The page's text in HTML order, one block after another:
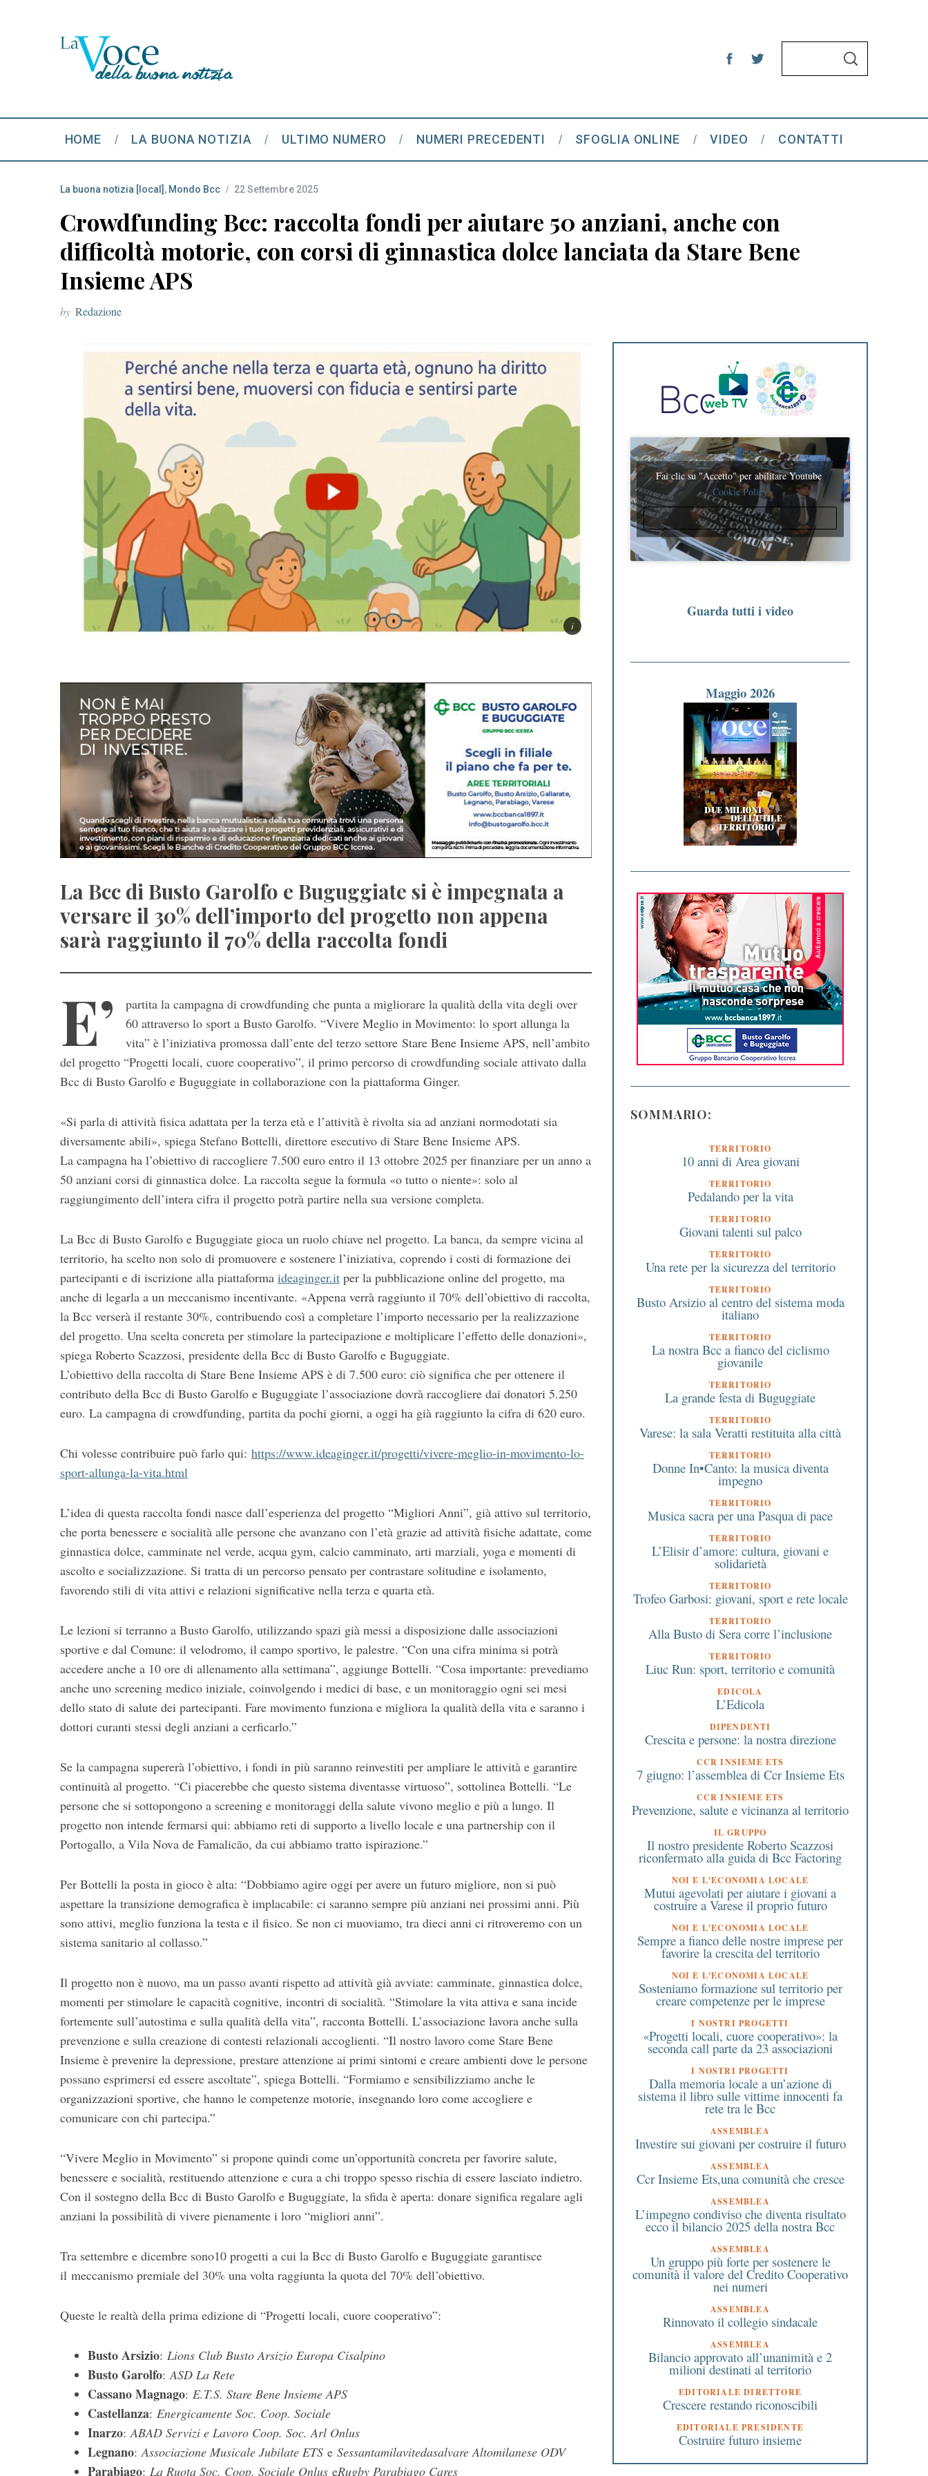
h
f
S
HOME LA BUONA NOTIZIA ULTIMO NUMERO NUMERI PRECEDENTI SFOGLIA ONLINE VIDEO CONTATTI
La buona notizia [local] , Mondo Bcc 22 Settembre 2025
Crowdfunding Bcc: raccolta fondi per aiutare 50 anziani, anche con
difficoltà motorie, con corsi di ginnastica dolce lanciata da Stare Bene
Insieme APS
by Redazione
La Bcc di Busto Garolfo e Buguggiate si è impegnata a
versare il 30% dell’importo del progetto non appena
sarà raggiunto il 70% della raccolta fondi
E’
partita la campagna di crowdfunding che punta a migliorare la qualità della vita degli over
60 attraverso lo sport a Busto Garolfo. “Vivere Meglio in Movimento: lo sport allunga la
vita” è l’iniziativa promossa dall’ente del terzo settore Stare Bene Insieme APS, nell’ambito
del progetto “Progetti locali, cuore cooperativo”, il primo percorso di crowdfunding sociale attivato dalla
Bcc di Busto Garolfo e Buguggiate in collaborazione con la piattaforma Ginger.
«Si parla di attività fisica adattata per la terza età e l’attività è rivolta sia ad anziani normodotati sia
diversamente abili», spiega Stefano Bottelli, direttore esecutivo di Stare Bene Insieme APS.
La campagna ha l’obiettivo di raccogliere 7.500 euro entro il 13 ottobre 2025 per finanziare per un anno a
50 anziani corsi di ginnastica dolce. La raccolta segue la formula «o tutto o niente»: solo al
raggiungimento dell’intera cifra il progetto potrà partire nella sua versione completa.
La Bcc di Busto Garolfo e Buguggiate gioca un ruolo chiave nel progetto. La banca, da sempre vicina al
territorio, ha scelto non solo di promuovere e sostenere l’iniziativa, coprendo i costi di formazione dei
partecipanti e di iscrizione alla piattaforma ideaginger.it per la pubblicazione online del progetto, ma
anche di legarla a un meccanismo incentivante. «Appena verrà raggiunto il 70% dell’obiettivo di raccolta,
la Bcc verserà il restante 30%, contribuendo così a completare l’importo necessario per la realizzazione
del progetto. Una scelta concreta per stimolare la partecipazione e moltiplicare l’effetto delle donazioni»,
spiega Roberto Scazzosi, presidente della Bcc di Busto Garolfo e Buguggiate.
L’obiettivo della raccolta di Stare Bene Insieme APS è di 7.500 euro: ciò significa che per ottenere il
contributo della Bcc di Busto Garolfo e Buguggiate l’associazione dovrà raccogliere dai donatori 5.250
euro. La campagna di crowdfunding, partita da pochi giorni, a oggi ha già raggiunto la cifra di 620 euro.
Chi volesse contribuire può farlo qui: https://www.ideaginger.it/progetti/vivere-meglio-in-movimento-lo-
sport-allunga-la-vita.html
L’idea di questa raccolta fondi nasce dall’esperienza del progetto “Migliori Anni”, già attivo sul territorio,
che porta benessere e socialità alle persone che avanzano con l’età grazie ad attività fisiche adattate, come
ginnastica dolce, camminate nel verde, acqua gym, calcio camminato, arti marziali, yoga e momenti di
ascolto e socializzazione. Si tratta di un percorso pensato per contrastare solitudine e isolamento,
favorendo stili di vita attivi e relazioni significative nella terza e quarta età.
Le lezioni si terranno a Busto Garolfo, utilizzando spazi già messi a disposizione dalle associazioni
sportive e dal Comune: il velodromo, il campo sportivo, le palestre. “Con una cifra minima si potrà
accedere anche a 10 ore di allenamento alla settimana”, aggiunge Bottelli. “Cosa importante: prevediamo
anche uno screening medico iniziale, coinvolgendo i medici di base, e un monitoraggio ogni sei mesi
dello stato di salute dei partecipanti. Fare movimento funziona e migliora la qualità della vita e saranno i
dottori curanti stessi degli anziani a cerficarlo.”
Se la campagna supererà l’obiettivo, i fondi in più saranno reinvestiti per ampliare le attività e garantire
continuità al progetto. “Ci piacerebbe che questo sistema diventasse virtuoso”, sottolinea Bottelli. “Le
persone che si sottopongono a screening e monitoraggi della salute vivono meglio e più a lungo. Il
progetto non intende fermarsi qui: abbiamo reti di supporto a livello locale e una partnership con il
Portogallo, a Vila Nova de Famalicão, da cui abbiamo tratto ispirazione.”
Per Bottelli la posta in gioco è alta: “Dobbiamo agire oggi per avere un futuro migliore, non si può
aspettare la transizione demografica è implacabile: ci saranno sempre più anziani nei prossimi anni. Più
sono attivi, meglio funziona la testa e il fisico. Se non ci muoviamo, tra dieci anni ci ritroveremo con un
sistema sanitario al collasso.”
Il progetto non è nuovo, ma un passo avanti rispetto ad attività già avviate: camminate, ginnastica dolce,
momenti per stimolare le capacità cognitive, incontri di socialità. “Stimolare la vita attiva e sana incide
fortemente sull’autostima e sulla qualità della vita”, racconta Bottelli. L’associazione lavora anche sulla
prevenzione e sulla creazione di contesti relazionali accoglienti. “Il nostro lavoro come Stare Bene
Insieme è prevenire la depressione, prestare attenzione ai primi sintomi e creare ambienti dove le persone
possano esprimersi ed essere ascoltate”, spiega Bottelli. “Formiamo e sensibilizziamo anche le
organizzazioni sportive, che hanno le competenze motorie, insegnando loro come accogliere e
comunicare con chi partecipa.”
“Vivere Meglio in Movimento” si propone quindi come un’opportunità concreta per favorire salute,
benessere e socialità, restituendo attenzione e cura a chi troppo spesso rischia di essere lasciato indietro.
Con il sostegno della Bcc di Busto Garolfo e Buguggiate, la sfida è aperta: donare significa regalare agli
anziani la possibilità di vivere pienamente i loro “migliori anni”.
Tra settembre e dicembre sono10 progetti a cui la Bcc di Busto Garolfo e Buguggiate garantisce
il meccanismo premiale del 30% una volta raggiunta la quota del 70% dell’obiettivo.
Queste le realtà della prima edizione di “Progetti locali, cuore cooperativo”:
Busto Arsizio: Lions Club Busto Arsizio Europa Cisalpino
Busto Garolfo:ASD La Rete
Cassano Magnago: E.T.S. Stare Bene Insieme APS
Castellanza: Energicamente Soc. Coop. Sociale
Inarzo:ABAD Servizi e Lavoro Coop. Soc. Arl Onlus
Legnano:Associazione Musicale Jubilate ETS e Sessantamilavitedasalvare Altomilanese ODV
Parabiago: La Ruota Soc. Coop. Sociale Onlus eRugby Parabiago Cares
Fai clic su "Accetto" per abilitare Youtube
Cookie Policy
ACCETTO
Guarda tutti i video
Maggio 2026
SOMMARIO:
TERRITORIO
10 anni di Area giovani
TERRITORIO
Pedalando per la vita
TERRITORIO
Giovani talenti sul palco
TERRITORIO
Una rete per la sicurezza del territorio
TERRITORIO
Busto Arsizio al centro del sistema moda
italiano
TERRITORIO
La nostra Bcc a fianco del ciclismo
giovanile
TERRITORIO
La grande festa di Buguggiate
TERRITORIO
Varese: la sala Veratti restituita alla città
TERRITORIO
Donne In•Canto: la musica diventa
impegno
TERRITORIO
Musica sacra per una Pasqua di pace
TERRITORIO
L’Elisir d’amore: cultura, giovani e
solidarietà
TERRITORIO
Trofeo Garbosi: giovani, sport e rete locale
TERRITORIO
Alla Busto di Sera corre l’inclusione
TERRITORIO
Liuc Run: sport, territorio e comunità
EDICOLA
L’Edicola
DIPENDENTI
Crescita e persone: la nostra direzione
CCR INSIEME ETS
7 giugno: l’assemblea di Ccr Insieme Ets
CCR INSIEME ETS
Prevenzione, salute e vicinanza al territorio
IL GRUPPO
Il nostro presidente Roberto Scazzosi
riconfermato alla guida di Bcc Factoring
NOI E L'ECONOMIA LOCALE
Mutui agevolati per aiutare i giovani a
costruire a Varese il proprio futuro
NOI E L'ECONOMIA LOCALE
Sempre a fianco delle nostre imprese per
favorire la crescita del territorio
NOI E L'ECONOMIA LOCALE
Sosteniamo formazione sul territorio per
creare competenze per le imprese
I NOSTRI PROGETTI
«Progetti locali, cuore cooperativo»: la
seconda call parte da 23 associazioni
I NOSTRI PROGETTI
Dalla memoria locale a un’azione di
sistema il libro sulle vittime innocenti fa
rete tra le Bcc
ASSEMBLEA
Investire sui giovani per costruire il futuro
ASSEMBLEA
Ccr Insieme Ets,una comunità che cresce
ASSEMBLEA
L’impegno condiviso che diventa risultato
ecco il bilancio 2025 della nostra Bcc
ASSEMBLEA
Un gruppo più forte per sostenere le
comunità il valore del Credito Cooperativo
nei numeri
ASSEMBLEA
Rinnovato il collegio sindacale
ASSEMBLEA
Bilancio approvato all’unanimità e 2
milioni destinati al territorio
EDITORIALE DIRETTORE
Crescere restando riconoscibili
EDITORIALE PRESIDENTE
Costruire futuro insieme
e
a
r
f
o